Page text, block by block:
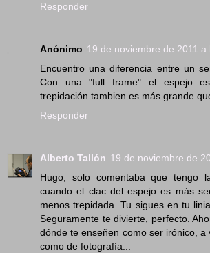
Responder
Anónimo 19 de noviembre de 2011 a
Encuentro una diferencia entre un
Con una "full frame" el espejo
trepidación tambien es más grande
Responder
Alberto Tallón 19 de noviembre de
Hugo, solo comentaba que tengo
cuando el clac del espejo es más
menos trepidada. Tu sigues en tu
Seguramente te divierte, perfecto.
dónde te enseñen como ser irónico, a
como de fotografía...